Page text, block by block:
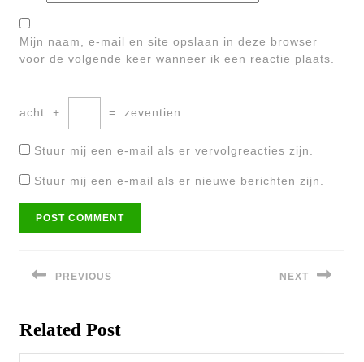
Mijn naam, e-mail en site opslaan in deze browser
voor de volgende keer wanneer ik een reactie plaats.
acht + = zeventien
Stuur mij een e-mail als er vervolgreacties zijn.
Stuur mij een e-mail als er nieuwe berichten zijn.
navigatie
PREVIOUS
post:
NEXT
Related Post